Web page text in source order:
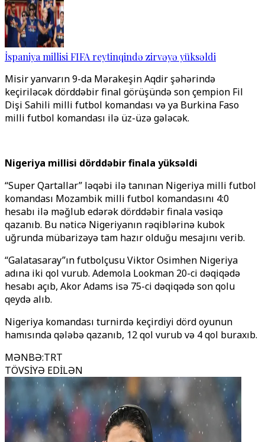
İspaniya millisi FIFA reytinqində zirvəyə yüksəldi
Misir yanvarın 9-da Mərakeşin Aqdir şəhərində
keçiriləcək dörddəbir final görüşündə son çempion Fil
Dişi Sahili milli futbol komandası və ya Burkina Faso
milli futbol komandası ilə üz-üzə gələcək.
Nigeriya millisi dörddəbir finala yüksəldi
“Super Qartallar” ləqəbi ilə tanınan Nigeriya milli futbol
komandası Mozambik milli futbol komandasını 4:0
hesabı ilə məğlub edərək dörddəbir finala vəsiqə
qazanıb. Bu nəticə Nigeriyanın rəqiblərinə kubok
uğrunda mübarizəyə tam hazır olduğu mesajını verib.
“Galatasaray”ın futbolçusu Viktor Osimhen Nigeriya
adına iki qol vurub. Ademola Lookman 20-ci dəqiqədə
hesabı açıb, Akor Adams isə 75-ci dəqiqədə son qolu
qeydə alıb.
Nigeriya komandası turnirdə keçirdiyi dörd oyunun
hamısında qələbə qazanıb, 12 qol vurub və 4 qol buraxıb.
MƏNBƏ:TRT
TÖVSİYƏ EDİLƏN